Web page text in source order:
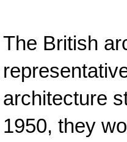
The British
architecture
1950, they